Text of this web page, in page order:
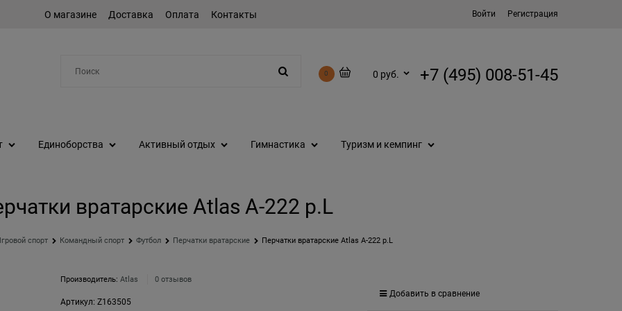
О магазине Доставка Оплата Контакты Войти Регистрация
0 0 руб. +7 (495) 008-51-45
Единоборства Активный отдых Гимнастика Туризм и кемпинг
вратарские Atlas A-222 р.L
спорт Командный спорт Футбол Перчатки вратарские Перчатки вратарские Atlas A-222 р.L
Производитель: Atlas 0 отзывов
Артикул: Z163505
Добавить в сравнение